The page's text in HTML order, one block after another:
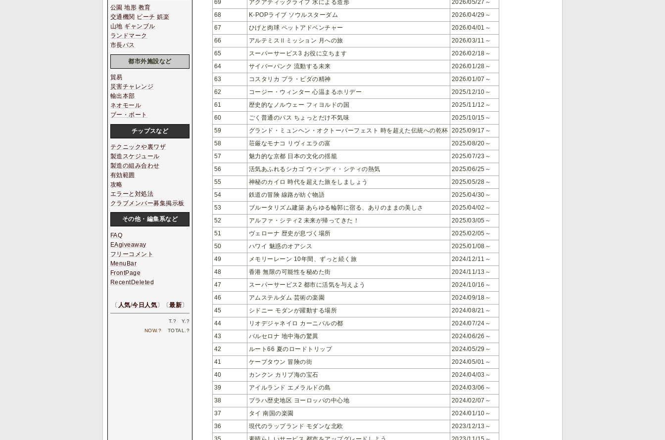
69
アクアティックライフ 水による造形
2026/05/27～
68
K-POPライブ ソウルスターダム
2026/04/29～
67
ひげと肉球 ペットアドベンチャー
2026/04/01～
66
アルテミスⅡミッション 月への旅
2026/03/11～
65
スーパーサービス3 お役に立ちます
2026/02/18～
64
サイバーパンク 流動する未来
2026/01/28～
63
コスタリカ プラ・ビダの精神
2026/01/07～
62
コージー・ウィンター 心温まるホリデー
2025/12/10～
61
歴史的なノルウェー フィヨルドの国
2025/11/12～
60
ごく普通のパス ちょっとだけ不気味
2025/10/15～
59
グランド・ミュンヘン・オクトーバーフェスト 時を超えた伝統への乾杯 2025/09/17～
58
荘厳なモナコ リヴィエラの富
2025/08/20～
57
魅力的な京都 日本の文化の揺籠
2025/07/23～
56
活気あふれるシカゴ ウィンディ・シティの熱気
2025/06/25～
55
神秘のカイロ 時代を超えた旅をしましょう
2025/05/28～
54
鉄道の冒険 線路が紡ぐ物語
2025/04/30～
53
ブルータリズム建築 あらゆる輪郭に宿る、ありのままの美しさ
2025/04/02～
52
アルファ・シティ2 未来が帰ってきた！
2025/03/05～
51
ヴェローナ 歴史が息づく場所
2025/02/05～
50
ハワイ 魅惑のオアシス
2025/01/08～
49
メモリーレーン 10年間、ずっと続く旅
2024/12/11～
48
香港 無限の可能性を秘めた街
2024/11/13～
47
スーパーサービス2 都市に活気を与えよう
2024/10/16～
46
アムステルダム 芸術の楽園
2024/09/18～
45
シドニー モダンが躍動する場所
2024/08/21～
44
リオデジャネイロ カーニバルの都
2024/07/24～
43
バルセロナ 地中海の驚異
2024/06/26～
42
ルート66 夏のロードトリップ
2024/05/29～
41
ケープタウン 冒険の街
2024/05/01～
40
カンクン カリブ海の宝石
2024/04/03～
39
アイルランド エメラルドの島
2024/03/06～
38
プラハ歴史地区 ヨーロッパの中心地
2024/02/07～
37
タイ 南国の楽園
2024/01/10～
36
現代のラップランド モダンな北欧
2023/12/13～
公園 地形 教育
交通機関 ビーチ 娯楽
山地 ギャンブル
ランドマーク
市長パス
都市外施設など
貿易
災害チャレンジ
輸出本部
ネオモール
ブー・ボート
チップスなど
テクニックや裏ワザ
製造スケジュール
製造の組み合わせ
有効範囲
攻略
エラーと対処法
クラブメンバー募集掲示板
その他・編集系など
FAQ
EAgiveaway
フリーコメント
MenuBar
FrontPage
RecentDeleted
〔 人気/今日人気〕〔最新〕
T.? Y.?
NOW.? TOTAL.?